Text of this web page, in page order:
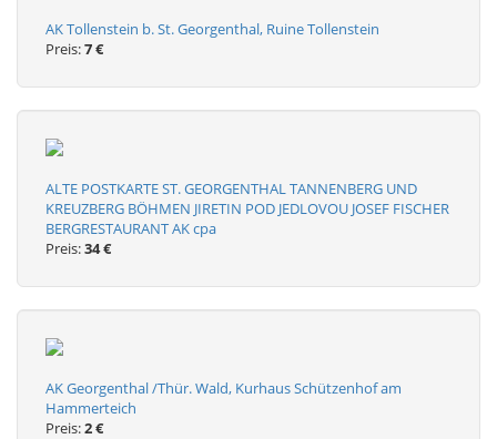
AK Tollenstein b. St. Georgenthal, Ruine Tollenstein
Preis:7 €
ALTE POSTKARTE ST. GEORGENTHAL TANNENBERG UND
KREUZBERG BÖHMEN JIRETIN POD JEDLOVOU JOSEF FISCHER
BERGRESTAURANT AK cpa
Preis:34 €
AK Georgenthal /Thür. Wald, Kurhaus Schützenhof am
Hammerteich
Preis:2 €